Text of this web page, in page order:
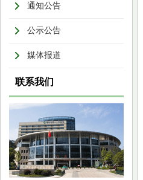
通知公告
公示公告
媒体报道
联系我们